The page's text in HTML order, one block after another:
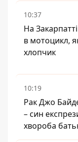
10:37
На
в мотоцикл,
хлопчик
10:19
Рак Джо
– син
хвороба